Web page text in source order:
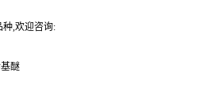
种,欢迎咨询:
醚